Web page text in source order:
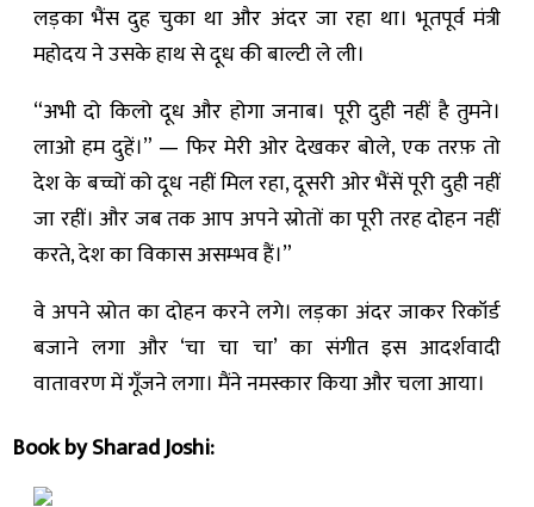
लड़का भैंस दुह चुका था और अंदर जा रहा था। भूतपूर्व मंत्री
महोदय ने उसके हाथ से दूध की बाल्टी ले ली।
“अभी दो किलो दूध और होगा जनाब। पूरी दुही नहीं है तुमने।
लाओ हम दुहें।” — फिर मेरी ओर देखकर बोले, एक तरफ़ तो
देश के बच्चों को दूध नहीं मिल रहा, दूसरी ओर भैंसें पूरी दुही नहीं
जा रहीं। और जब तक आप अपने स्रोतों का पूरी तरह दोहन नहीं
करते, देश का विकास असम्भव हैं।”
वे अपने स्रोत का दोहन करने लगे। लड़का अंदर जाकर रिकॉर्ड
बजाने लगा और ‘चा चा चा’ का संगीत इस आदर्शवादी
वातावरण में गूँजने लगा। मैंने नमस्कार किया और चला आया।
Book by Sharad Joshi: